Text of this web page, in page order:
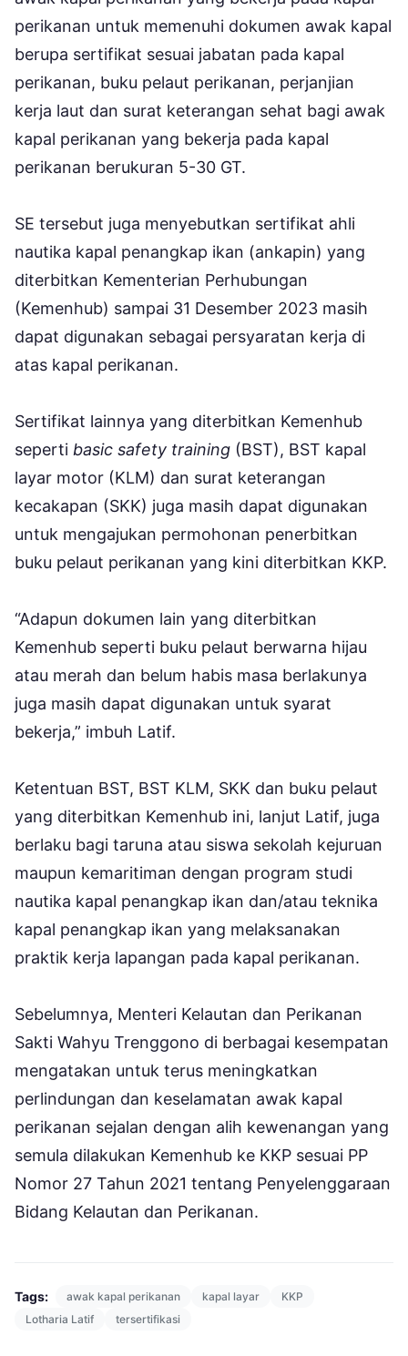
perikanan untuk memenuhi dokumen awak kapal
berupa sertifikat sesuai jabatan pada kapal
perikanan, buku pelaut perikanan, perjanjian
kerja laut dan surat keterangan sehat bagi awak
kapal perikanan yang bekerja pada kapal
perikanan berukuran 5-30 GT.
SE tersebut juga menyebutkan sertifikat ahli
nautika kapal penangkap ikan (ankapin) yang
diterbitkan Kementerian Perhubungan
(Kemenhub) sampai 31 Desember 2023 masih
dapat digunakan sebagai persyaratan kerja di
atas kapal perikanan.
Sertifikat lainnya yang diterbitkan Kemenhub
seperti basic safety training (BST), BST kapal
layar motor (KLM) dan surat keterangan
kecakapan (SKK) juga masih dapat digunakan
untuk mengajukan permohonan penerbitkan
buku pelaut perikanan yang kini diterbitkan KKP.
“Adapun dokumen lain yang diterbitkan
Kemenhub seperti buku pelaut berwarna hijau
atau merah dan belum habis masa berlakunya
juga masih dapat digunakan untuk syarat
bekerja,” imbuh Latif.
Ketentuan BST, BST KLM, SKK dan buku pelaut
yang diterbitkan Kemenhub ini, lanjut Latif, juga
berlaku bagi taruna atau siswa sekolah kejuruan
maupun kemaritiman dengan program studi
nautika kapal penangkap ikan dan/atau teknika
kapal penangkap ikan yang melaksanakan
praktik kerja lapangan pada kapal perikanan.
Sebelumnya, Menteri Kelautan dan Perikanan
Sakti Wahyu Trenggono di berbagai kesempatan
mengatakan untuk terus meningkatkan
perlindungan dan keselamatan awak kapal
perikanan sejalan dengan alih kewenangan yang
semula dilakukan Kemenhub ke KKP sesuai PP
Nomor 27 Tahun 2021 tentang Penyelenggaraan
Bidang Kelautan dan Perikanan.
Tags: awak kapal perikanan kapal layar
KKP
Lotharia Latif
tersertifikasi